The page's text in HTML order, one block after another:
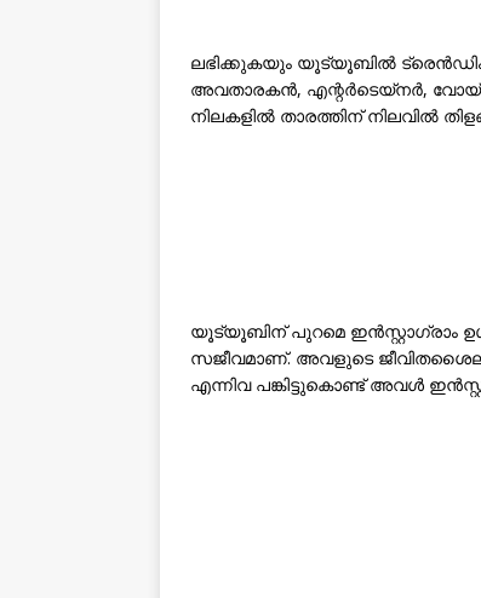
ലഭിക്കുകയും യൂട്യൂബിൽ
അവതാരകൻ, എന്റർടെയ്‌നർ,
നിലകളിൽ താരത്തിന് നിലവിൽ
യൂട്യൂബിന് പുറമെ ഇൻസ്റ്റാഗ്രാം
സജീവമാണ്. അവളുടെ
എന്നിവ പങ്കിട്ടുകൊണ്ട് അവൾ